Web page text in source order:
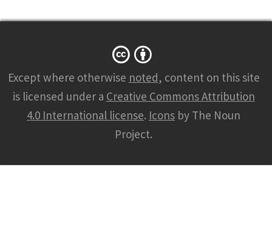
Except where otherwise noted, content on this site
is licensed under a Creative Commons Attribution
4.0 International license. Icons by The Noun
Project.